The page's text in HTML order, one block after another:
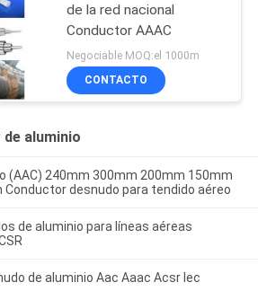
de la red nacional
Conductor AAAC
Negociable MOQ:el 1000m
CONTACTO
aluminio
(AAC) 240mm 300mm 200mm 150mm
desnudo para tendido aéreo
de aluminio para líneas aéreas
de aluminio Aac Aaac Acsr Iec